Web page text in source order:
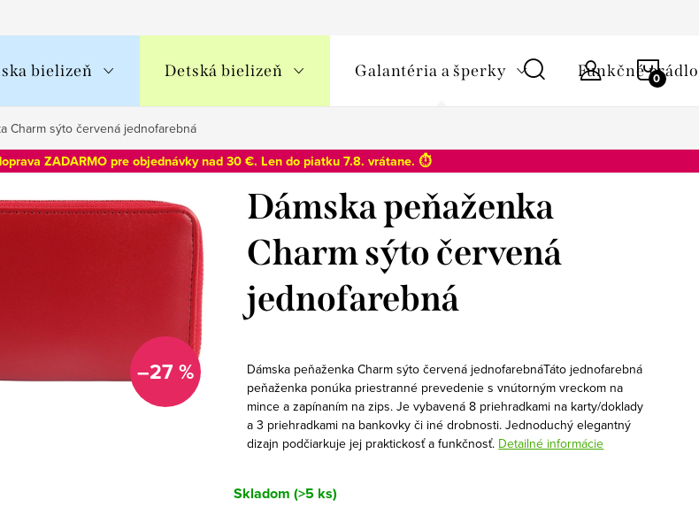
bielizeň Detská bielizeň Galantéria a šperky Funkčné prádlo
Charm sýto červená jednofarebná
ZADARMO pre objednávky nad 30 €. Len do piatku 7.8. vrátane. ⏱️
–27 %
Dámska peňaženka
Charm sýto červená
jednofarebná
Dámska peňaženka Charm sýto červená jednofarebnáTáto jednofarebná
peňaženka ponúka priestranné prevedenie s vnútorným vreckom na
mince a zapínaním na zips. Je vybavená 8 priehradkami na karty/doklady
a 3 priehradkami na bankovky či iné drobnosti. Jednoduchý elegantný
dizajn podčiarkuje jej praktickosť a funkčnosť. Detailné informácie
Skladom (>5 ks)